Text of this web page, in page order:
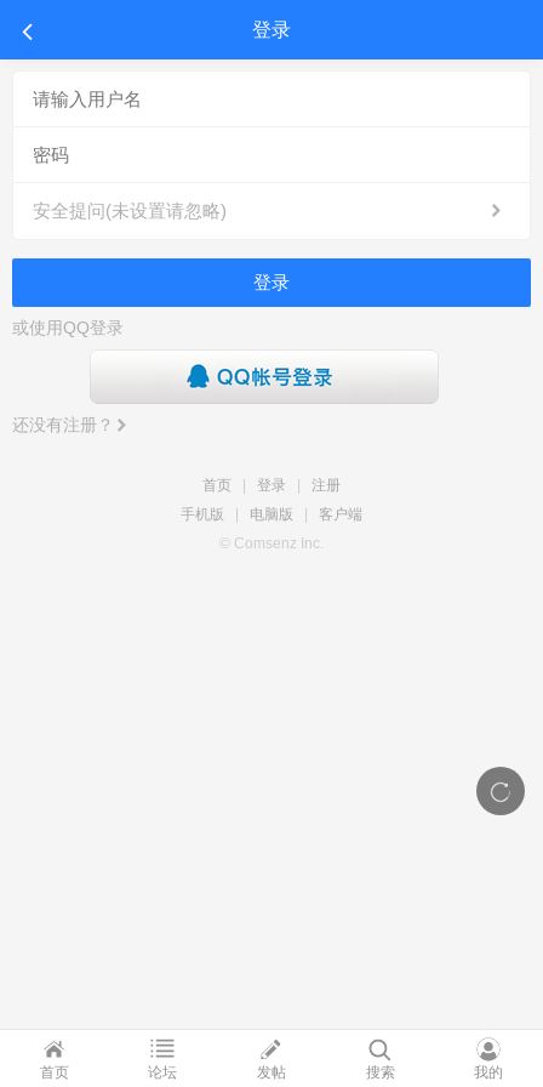
登录
安全提问(未设置请忽略)
登录
或使用QQ登录
还没有注册？
首页 登录
注册
手机版
电脑版
客户端
© Comsenz Inc.
首页 论坛 发帖 搜索 我的